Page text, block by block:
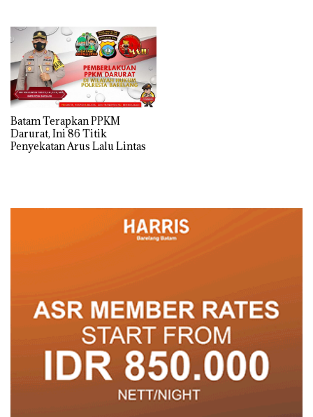
Batam Terapkan PPKM
Darurat, Ini 86 Titik
Penyekatan Arus Lalu Lintas